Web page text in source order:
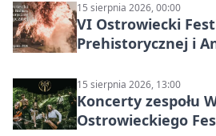
15 sierpnia 2026, 00:00
VI Ostrowiecki
Prehistorycznej i
15 sierpnia 2026, 13:00
Koncerty zespołu
Ostrowieckiego